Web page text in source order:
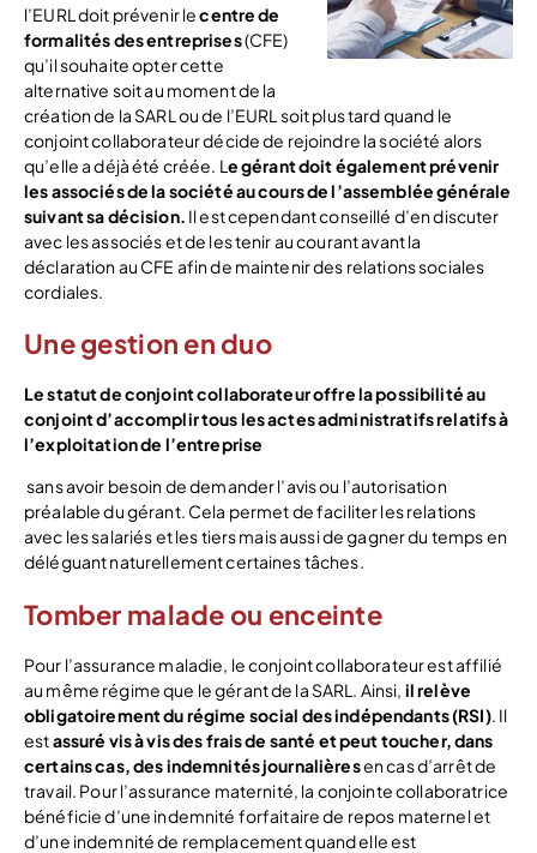
l’EURL doit prévenir lecentre de
formalités des entreprises(CFE)
qu’il souhaite opter cette
alternative soit au moment de la
création de la SARL ou de l’EURL soit plus tard quand le
conjoint collaborateur décide de rejoindre la société alors
qu’elle a déjà été créée. L e gérant doit également prévenir
les associés de la société au cours de l’assemblée générale
suivant sa décision. Il est cependant conseillé d’en discuter
avec les associés et de les tenir au courant avant la
déclaration au CFE afin de maintenir des relations sociales
cordiales.
Une gestion en duo
Le statut de conjoint collaborateur offre la possibilité au
conjoint d’accomplir tous les actes administratifs relatifs à
l’exploitation de l’entreprise
sans avoir besoin de demander l’avis ou l’autorisation
préalable du gérant. Cela permet de faciliter les relations
avec les salariés et les tiers mais aussi de gagner du temps en
déléguant naturellement certaines tâches.
Tomber malade ou enceinte
Pour l’assurance maladie, le conjoint collaborateur est affilié
au même régime que le gérant de la SARL. Ainsi, il relève
obligatoirement du régime social des indépendants (RSI). Il
estassuré vis à vis des frais de santé et peut toucher, dans
certains cas, des indemnités journalièresen cas d’arrêt de
travail. Pour l’assurance maternité, la conjointe collaboratrice
bénéficie d’une indemnité forfaitaire de repos maternel et
d’une indemnité de remplacement quand elle est